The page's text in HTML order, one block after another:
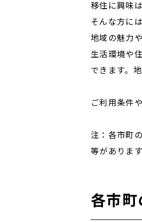
移住に興味
そんな方に
地域の魅力
生活環境や
できます。
ご利用条件
注：各市町
等があります
各市